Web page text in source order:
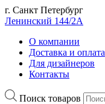
г. Санкт Петербург
Ленинский 144/2А
О компании
Доставка и оплата
Для дизайнеров
Контакты
Поиск товаров